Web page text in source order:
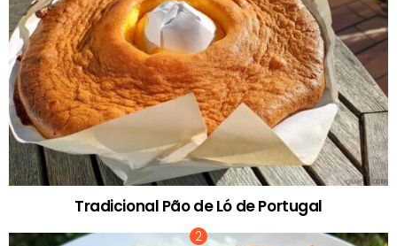
Tradicional Pão de Ló de Portugal